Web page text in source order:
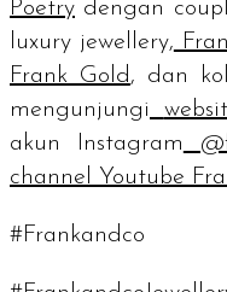
Poetry dengan
luxury jewellery,
Frank Gold, dan
mengunjungi
akun Instagram
channel Youtube
#Frankandco